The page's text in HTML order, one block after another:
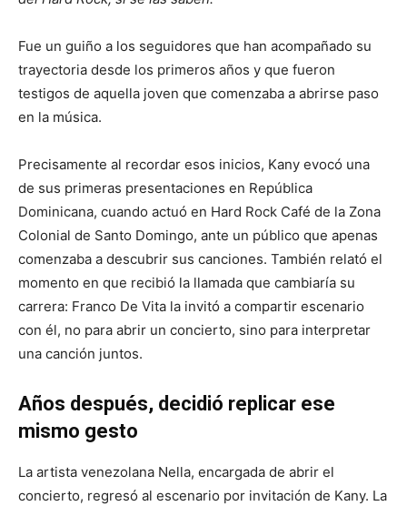
Fue un guiño a los seguidores que han acompañado su
trayectoria desde los primeros años y que fueron
testigos de aquella joven que comenzaba a abrirse paso
en la música.
Precisamente al recordar esos inicios, Kany evocó una
de sus primeras presentaciones en República
Dominicana, cuando actuó en Hard Rock Café de la Zona
Colonial de Santo Domingo, ante un público que apenas
comenzaba a descubrir sus canciones. También relató el
momento en que recibió la llamada que cambiaría su
carrera: Franco De Vita la invitó a compartir escenario
con él, no para abrir un concierto, sino para interpretar
una canción juntos.
Años después, decidió replicar ese
mismo gesto
La artista venezolana Nella, encargada de abrir el
concierto, regresó al escenario por invitación de Kany. La